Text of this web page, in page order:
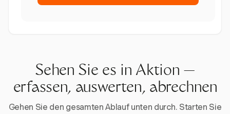
Sehen Sie es in Aktion —
erfassen, auswerten, abrechnen
Gehen Sie den gesamten Ablauf unten durch. Starten Sie